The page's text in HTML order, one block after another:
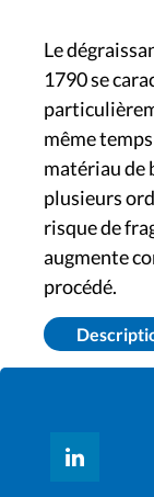
Le
1790 se
même
matériau de
plusieurs
risque de
augmente
procédé.